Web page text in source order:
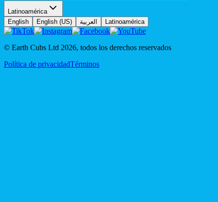
Latinoamérica
English
English (US) العربية Latinoamérica
© Earth Cubs Ltd 2026, todos los derechos reservados
Política de privacidadTérminos